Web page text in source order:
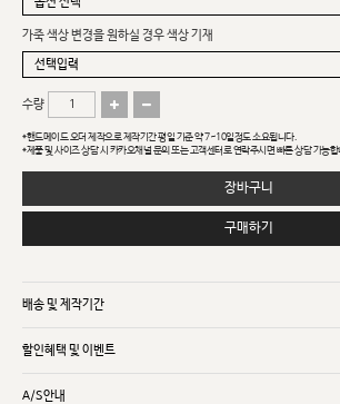
가죽 색상 변경을 원하실 경우 색상 기재
수량
*핸드메이드 오더 제작으로 제작기간 평일 기준 약 7~10일정도 소요됩니다.
*제품 및 사이즈 상담 시 카카오채널 문의 또는 고객센터로 연락주시면 빠른 상담 가능합
장바구니
구매하기
배송 및 제작기간
할인혜택 및 이벤트
A/S안내